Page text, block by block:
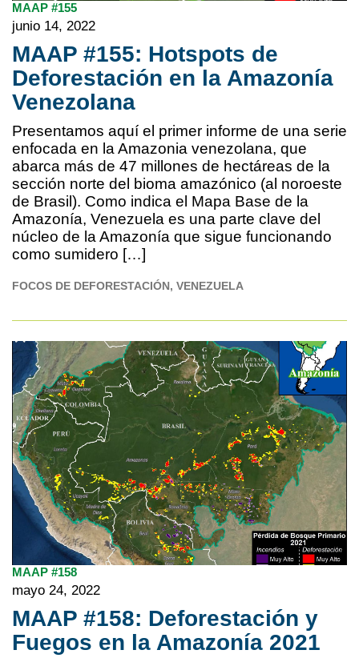
MAAP #155
junio 14, 2022
MAAP #155: Hotspots de
Deforestación en la Amazonía
Venezolana
Presentamos aquí el primer informe de una serie
enfocada en la Amazonia venezolana, que
abarca más de 47 millones de hectáreas de la
sección norte del bioma amazónico (al noroeste
de Brasil). Como indica el Mapa Base de la
Amazonía, Venezuela es una parte clave del
núcleo de la Amazonía que sigue funcionando
como sumidero […]
FOCOS DE DEFORESTACIÓN VENEZUELA
MAAP #158
mayo 24, 2022
MAAP #158: Deforestación y
Fuegos en la Amazonía 2021